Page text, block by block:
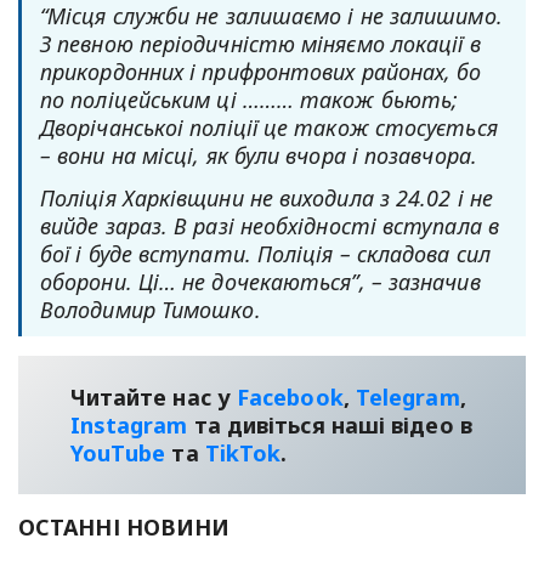
“Місця служби не залишаємо і не залишимо.
З певною періодичністю міняємо локації в
прикордонних і прифронтових районах, бо
по поліцейським ці ……… також бьють;
Дворічанськоі поліції це також стосується
– вони на місці, як були вчора і позавчора.
Поліція Харківщини не виходила з 24.02 і не
вийде зараз. В разі необхідності вступала в
бої і буде вступати. Поліція – складова сил
оборони. Ці… не дочекаються”, – зазначив
Володимир Тимошко.
Читайте нас у Facebook, Telegram,
Instagram та дивіться наші відео в
YouТube та TikTok.
ОСТАННІ НОВИНИ